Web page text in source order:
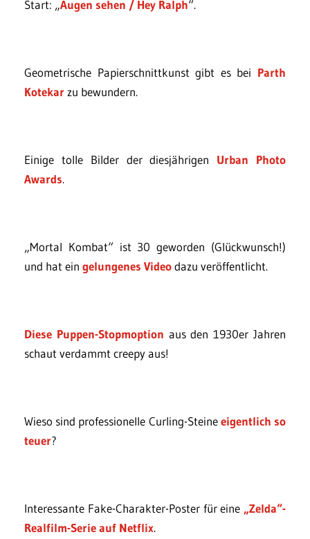
Start: „Augen sehen / Hey Ralph“.
Geometrische Papierschnittkunst gibt es bei Parth
Kotekarzu bewundern.
Einige tolle Bilder der diesjährigen Urban Photo
Awards.
„Mortal Kombat“ ist 30 geworden (Glückwunsch!)
und hat ein gelungenes Videodazu veröffentlicht.
Diese Puppen-Stopmoption aus den 1930er Jahren
schaut verdammt creepy aus!
Wieso sind professionelle Curling-Steineeigentlich so
teuer?
Interessante Fake-Charakter-Poster für eine „Zelda“-
Realfilm-Serie auf Netflix.